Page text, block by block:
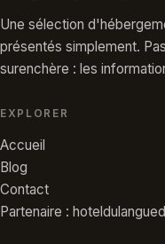
Une sélection
présentés simplement.
surenchère : les
EXPLORER
Accueil
Blog
Contact
Partenaire :